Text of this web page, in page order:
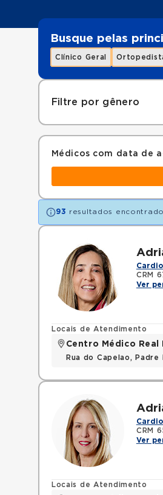
Busque pelas
Clínico Geral
Filtre por gênero
Médicos com data de
93 resultados
CRM
Ver
Locais de Atendimento
Centro Médico Real
Rua do Capelao, Padre
CRM
Ver
Locais de Atendimento